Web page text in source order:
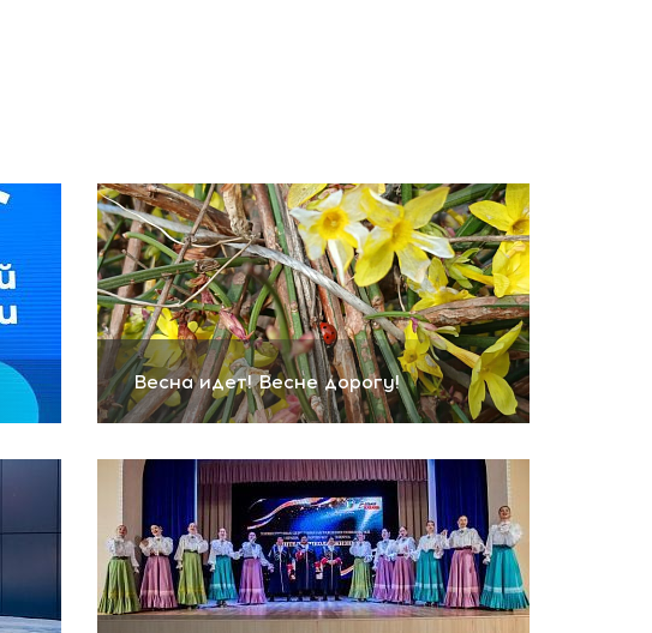
Весна идет! Весне дорогу!